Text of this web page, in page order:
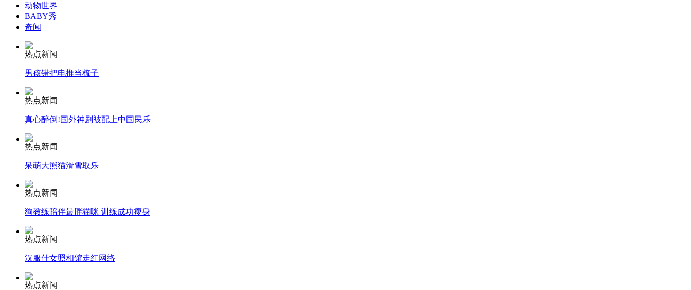
无痛分娩是否安全 医生回应
外交部：反对强权政治霸凌主义
外交部：有关国家言论片面不公正
安徽一实载49人客车翻车
走！跟着总书记去植树
消防员救轻生者
纽约上演“枕头大战”
动物世界
BABY秀
奇闻
热点新闻
男孩错把电推当梳子
热点新闻
真心醉倒!国外神剧被配上中国民乐
热点新闻
呆萌大熊猫滑雪取乐
热点新闻
狗教练陪伴最胖猫咪 训练成功瘦身
热点新闻
汉服仕女照相馆走红网络
热点新闻